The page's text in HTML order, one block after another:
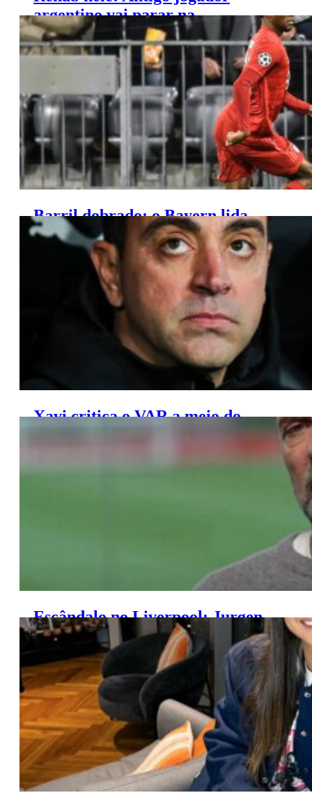
argentino vai parar na
enfermaria psiquiátrica
Barril dobrado: o Bayern lida
com mais uma baixa grave
Xavi critica o VAR a meio do
Escândalo no Liverpool: Jurgen
Klopp anuncia aposentadoria